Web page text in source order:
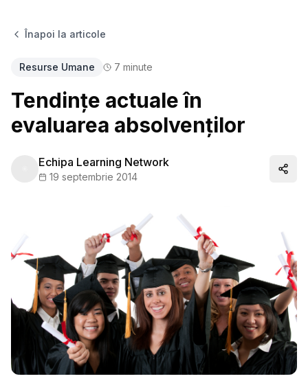
Înapoi la articole
Resurse Umane 7 minute
Tendințe actuale în
evaluarea absolvenților
Echipa Learning Network
19 septembrie 2014